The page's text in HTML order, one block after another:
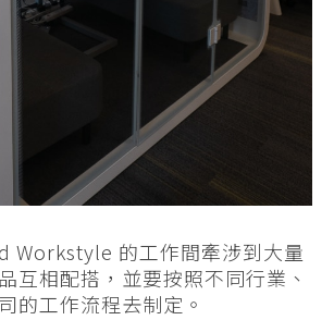
的工作間牽涉到大量
互相配搭，並要按照不同行業、
的工作流程去制定。